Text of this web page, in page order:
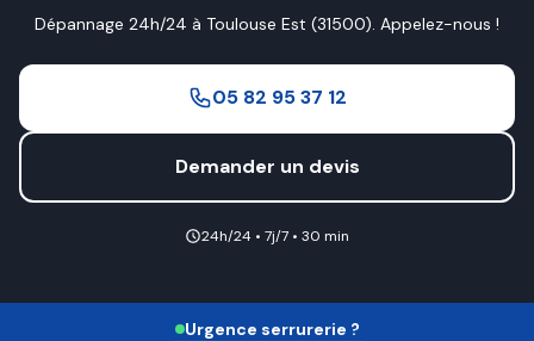
Dépannage 24h/24 à Toulouse Est (31500). Appelez-nous !
05 82 95 37 12
Demander un devis
24h/24 • 7j/7 • 30 min
Urgence serrurerie ?